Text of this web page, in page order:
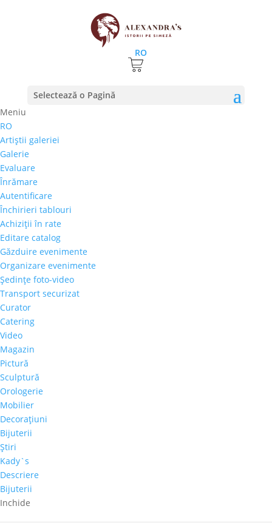
RO
Selectează o Pagină
Meniu
RO
Artiştii galeriei
Galerie
Evaluare
Înrămare
Autentificare
Închirieri tablouri
Achiziţii în rate
Editare catalog
Găzduire evenimente
Organizare evenimente
Şedinţe foto-video
Transport securizat
Curator
Catering
Video
Magazin
Pictură
Sculptură
Orologerie
Mobilier
Decoraţiuni
Bijuterii
Ştiri
Kady`s
Descriere
Bijuterii
Inchide
Prezentare de moda la Galeria Alexandra’s
9 august 2017|stiri
DAHLIA COUTURE a încântat și cele mai rafinate și
sofisticate gusturi, atât prin calitatea excepțională a
materialelor, cât și prin acuratețea croiului”, scria
Agerpres, dupa Festivalul național de modă...
Articole recente
Galeria Alexandra’s la Courtyard by Marriott
Bucharest Floreasca
Parteneriat nou: Galeria Alexandra’s & Imperia Club
aproape 30 de milioane de dolari
Paharul de Cultură, inițiativa culturală a cramei Villa
Vinea
Artă de Cinci Stele – Gabriela Cristea la Phoenicia
Grand Hotel
Comentarii recente
Arhive
octombrie 2021